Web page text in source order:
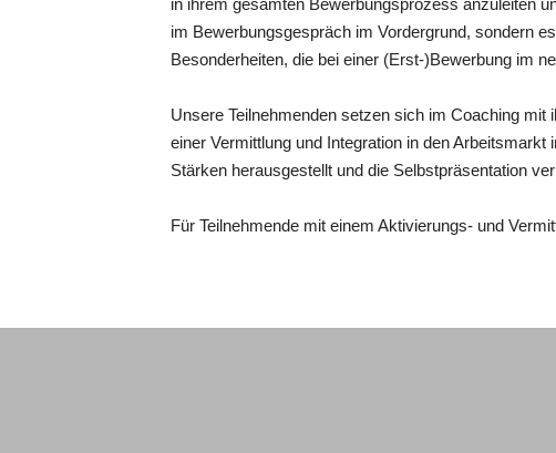
im Bewerbungsgespräch im Vordergrund, sondern
Besonderheiten, die bei einer (Erst-)Bewerbung im
Unsere Teilnehmenden setzen sich im Coaching
einer Vermittlung und Integration in den
Stärken herausgestellt und die Selbstpräsentation
Für Teilnehmende mit einem Aktivierungs- und